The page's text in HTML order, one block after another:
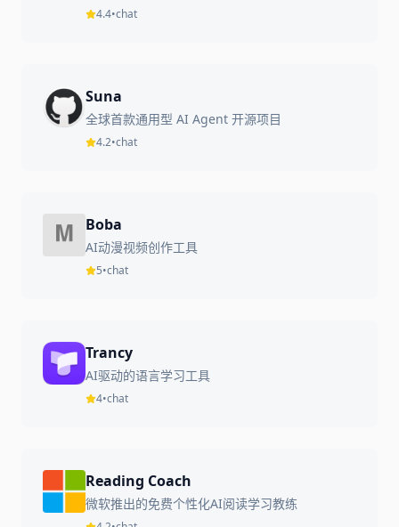
4.4•chat
Suna
全球首款通用型 AI Agent 开源项目
4.2•chat
Boba
AI动漫视频创作工具
5•chat
Trancy
AI驱动的语言学习工具
4•chat
Reading Coach
微软推出的免费个性化AI阅读学习教练